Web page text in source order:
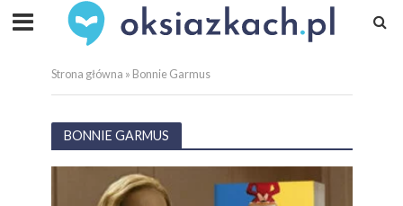
Strona główna » Bonnie Garmus
BONNIE GARMUS